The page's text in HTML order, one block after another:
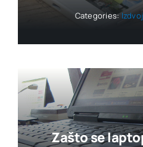
Categories:
Zašto se